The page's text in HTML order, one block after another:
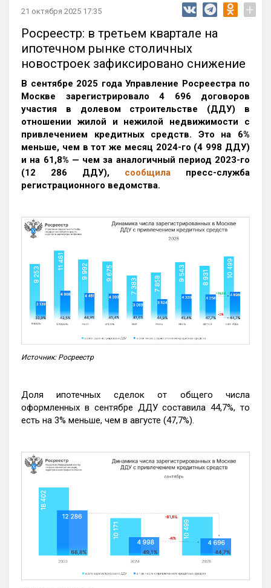
21 октября 2025 17:35 +
Росреестр: в третьем квартале на
ипотечном рынке столичных
новостроек зафиксировано снижение
В сентябре 2025 года Управление Росреестра по
Москве зарегистрировало 4 696 договоров
участия в долевом строительстве (ДДУ) в
отношении жилой и нежилой недвижимости с
привлечением кредитных средств. Это на 6%
меньше, чем в тот же месяц 2024-го (4 998 ДДУ)
и на 61,8% — чем за аналогичный период 2023-го
(12 286 ДДУ), сообщила пресс-служба
регистрационного ведомства.
Источник: Росреестр
Доля ипотечных сделок от общего числа
оформленных в сентябре ДДУ составила 44,7%, то
есть на 3% меньше, чем в августе (47,7%).